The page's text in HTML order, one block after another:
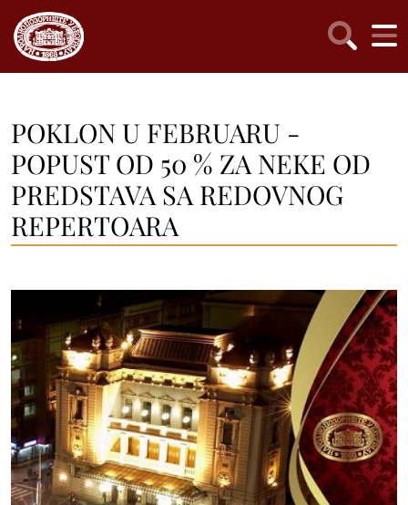
POKLON U FEBRUARU -
POPUST OD 50 % ZA NEKE OD
PREDSTAVA SA REDOVNOG
REPERTOARA